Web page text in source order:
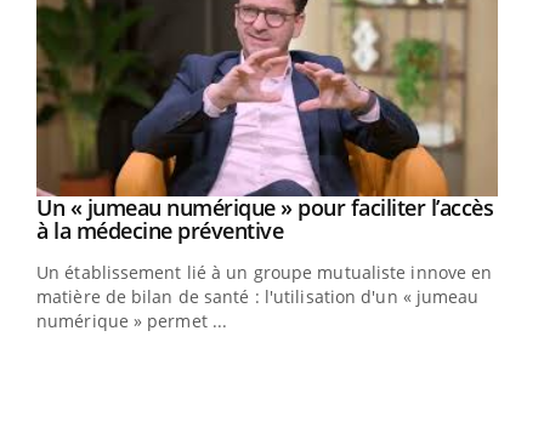
Youtube
Un « jumeau numérique » pour faciliter l’accès
à la médecine préventiveYoutube
Un établissement lié à un groupe mutualiste innove en
matière de bilan de santé : l'utilisation d'un « jumeau
numérique » permet ...